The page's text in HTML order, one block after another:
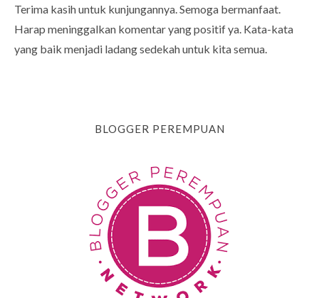
Terima kasih untuk kunjungannya. Semoga bermanfaat.
Harap meninggalkan komentar yang positif ya. Kata-kata
yang baik menjadi ladang sedekah untuk kita semua.
BLOGGER PEREMPUAN